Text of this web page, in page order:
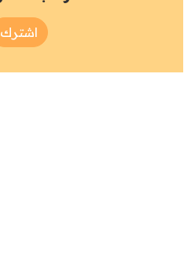
اشترك